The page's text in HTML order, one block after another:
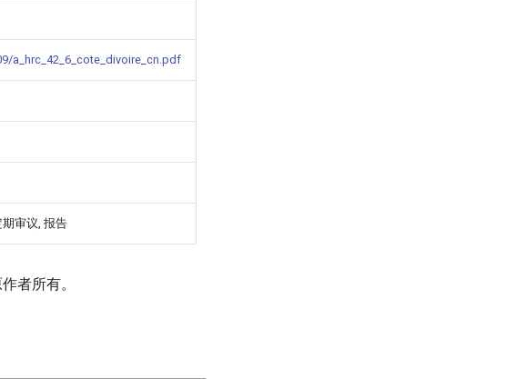
审议, 报告
者所有。